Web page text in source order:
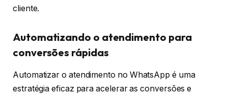
cliente.
Automatizando o atendimento para
conversões rápidas
Automatizar o atendimento no WhatsApp é uma
estratégia eficaz para acelerar as conversões e